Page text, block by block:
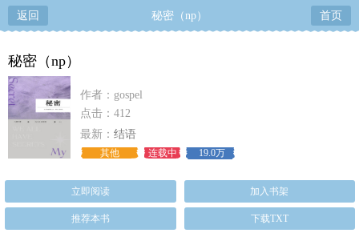
返回 秘密（np） 首页
秘密（np）
作者：gospel
点击：412
最新： 结语
其他 连载中 19.0万
立即阅读 加入书架
推荐本书 下载TXT